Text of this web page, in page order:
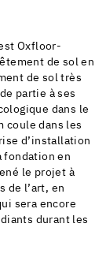
Oxfloor-
de sol en
de sol très
partie à ses
dans le
coule dans les
d’installation
fondation en
le projet à
de l’art, en
sera encore
durant les